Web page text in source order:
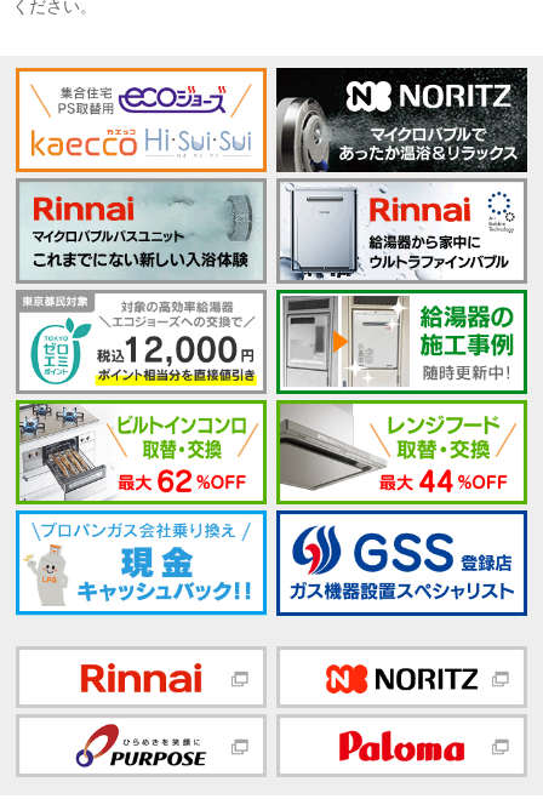
ください。